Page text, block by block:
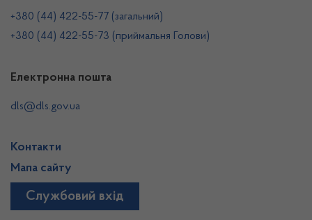
+380 (44) 422-55-77 (загальний)
+380 (44) 422-55-73 (приймальня Голови)
Електронна пошта
dls@dls.gov.ua
Контакти
Мапа сайту
Службовий вхід